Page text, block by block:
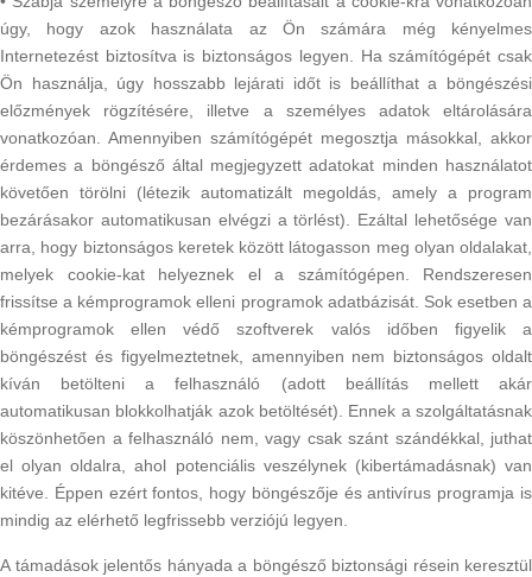
úgy, hogy azok használata az Ön számára még kényelmes
Internetezést biztosítva is biztonságos legyen. Ha számítógépét csak
Ön használja, úgy hosszabb lejárati időt is beállíthat a böngészési
előzmények rögzítésére, illetve a személyes adatok eltárolására
vonatkozóan. Amennyiben számítógépét megosztja másokkal, akkor
érdemes a böngésző által megjegyzett adatokat minden használatot
követően törölni (létezik automatizált megoldás, amely a program
bezárásakor automatikusan elvégzi a törlést). Ezáltal lehetősége van
arra, hogy biztonságos keretek között látogasson meg olyan oldalakat,
melyek cookie-kat helyeznek el a számítógépen. Rendszeresen
frissítse a kémprogramok elleni programok adatbázisát. Sok esetben a
kémprogramok ellen védő szoftverek valós időben figyelik a
böngészést és figyelmeztetnek, amennyiben nem biztonságos oldalt
kíván betölteni a felhasználó (adott beállítás mellett akár
automatikusan blokkolhatják azok betöltését). Ennek a szolgáltatásnak
köszönhetően a felhasználó nem, vagy csak szánt szándékkal, juthat
el olyan oldalra, ahol potenciális veszélynek (kibertámadásnak) van
kitéve. Éppen ezért fontos, hogy böngészője és antivírus programja is
mindig az elérhető legfrissebb verziójú legyen.
A támadások jelentős hányada a böngésző biztonsági résein keresztül